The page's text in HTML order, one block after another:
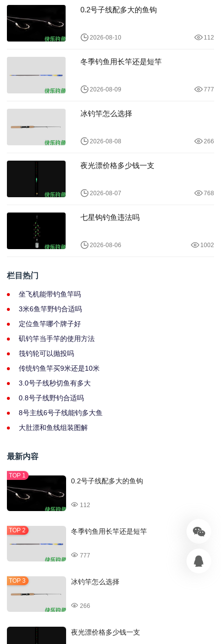
0.2号子线配多大的鱼钩
2026-08-10 112
冬季钓鱼用长竿还是短竿
2026-08-09 777
冰钓竿怎么选择
2026-08-08 266
夜光漂价格多少钱一支
2026-08-07 768
七星钩钓鱼违法吗
2026-08-06 1002
栏目热门
坐飞机能带钓鱼竿吗
3米6鱼竿野钓合适吗
定位鱼竿哪个牌子好
矶钓竿当手竿的使用方法
筏钓轮可以抛投吗
传统钓鱼竿买9米还是10米
3.0号子线秒切鱼有多大
0.8号子线野钓合适吗
8号主线6号子线能钓多大鱼
大肚漂和鱼线组装图解
最新内容
0.2号子线配多大的鱼钩
112
冬季钓鱼用长竿还是短竿
777
冰钓竿怎么选择
266
夜光漂价格多少钱一支